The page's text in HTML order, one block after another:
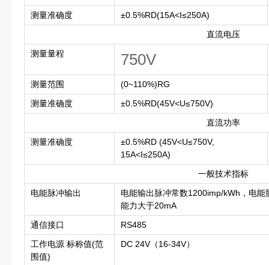
测量准确度
±0.5%RD(15A<I≤250A)
直流电压
测量量程
750V
测量范围
(0~110%)RG
测量准确度
±0.5%RD(45V<U≤750V)
直流功率
测量准确度
±0.5%RD (45V<U≤750V,
15A<I≤250A)
一般技术指标
电能脉冲输出
电能输出脉冲常数1200imp/kWh，电
能力大于20mA
通信接口
RS485
工作电源 标称值(范
围值)
DC 24V（16-34V）